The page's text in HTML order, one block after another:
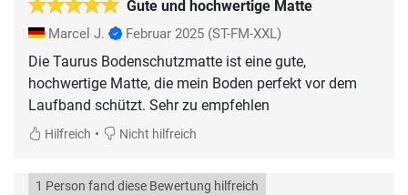
Gute und hochwertige Matte
Marcel J. Februar 2025 (ST-FM-XXL)
Die Taurus Bodenschutzmatte ist eine gute,
hochwertige Matte, die mein Boden perfekt vor dem
Laufband schützt. Sehr zu empfehlen
Hilfreich • Nicht hilfreich
1 Person fand diese Bewertung hilfreich